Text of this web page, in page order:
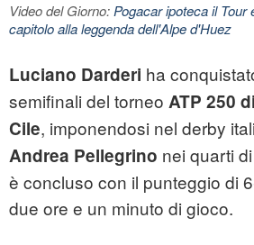
Video del Giorno:Pogacar ipoteca il Tour
capitolo alla leggenda dell'Alpe d'Huez
Luciano Darderi ha
semifinali del torneo ATP 250
Cile, imponendosi nel derby
Andrea Pellegrino nei quarti
è concluso con il punteggio di
due ore e un minuto di gioco.